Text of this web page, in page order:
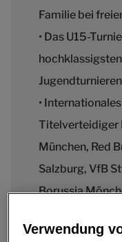
Familie bei
• Das U15-
•
Titelverteidiger
München, Red
Salzburg, VfB
Borussia
• Im Rahmen
Verwendung